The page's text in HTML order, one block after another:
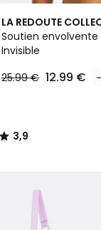
LA REDOUTE
Soutien
Invisible
25.99 € 12.99 €
3,9
/ 5
3
Cores
3,9
/